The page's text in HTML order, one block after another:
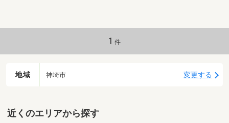
1 件
地域 神埼市 変更する
近くのエリアから探す